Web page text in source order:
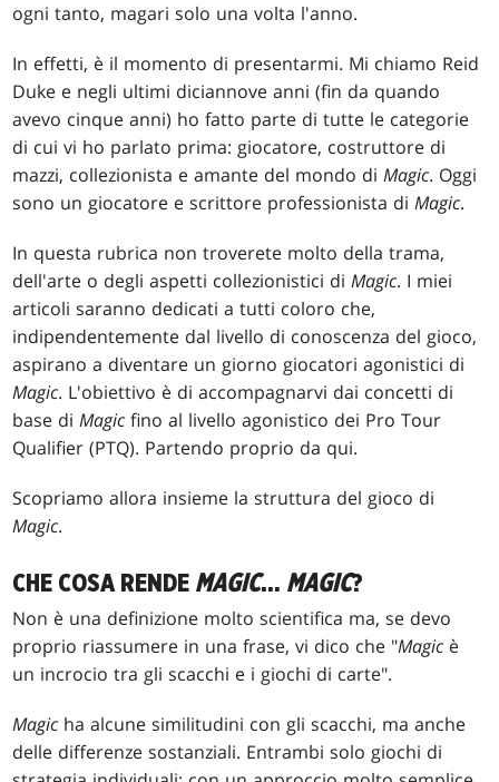
ogni tanto, magari solo una volta l'anno.
In effetti, è il momento di presentarmi. Mi chiamo Reid
Duke e negli ultimi diciannove anni (fin da quando
avevo cinque anni) ho fatto parte di tutte le categorie
di cui vi ho parlato prima: giocatore, costruttore di
mazzi, collezionista e amante del mondo diMagic. Oggi
sono un giocatore e scrittore professionista diMagic.
In questa rubrica non troverete molto della trama,
dell'arte o degli aspetti collezionistici diMagic. I miei
articoli saranno dedicati a tutti coloro che,
indipendentemente dal livello di conoscenza del gioco,
aspirano a diventare un giorno giocatori agonistici di
Magic. L'obiettivo è di accompagnarvi dai concetti di
base diMagic fino al livello agonistico dei Pro Tour
Qualifier (PTQ). Partendo proprio da qui.
Scopriamo allora insieme la struttura del gioco di
Magic.
CHE COSA RENDE MAGIC... MAGIC?
Non è una definizione molto scientifica ma, se devo
proprio riassumere in una frase, vi dico che "Magic è
un incrocio tra gli scacchi e i giochi di carte".
Magic ha alcune similitudini con gli scacchi, ma anche
delle differenze sostanziali. Entrambi solo giochi di